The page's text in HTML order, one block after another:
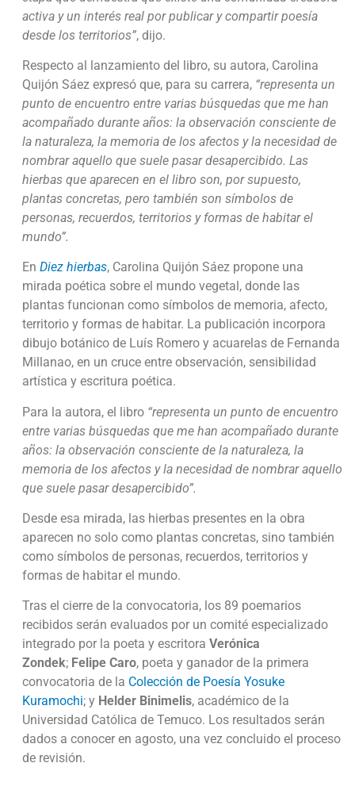
activa y un interés real por publicar y compartir poesía
desde los territorios”, dijo.
Respecto al lanzamiento del libro, su autora, Carolina
Quijón Sáez expresó que, para su carrera, “representa un
punto de encuentro entre varias búsquedas que me han
acompañado durante años: la observación consciente de
la naturaleza, la memoria de los afectos y la necesidad de
nombrar aquello que suele pasar desapercibido. Las
hierbas que aparecen en el libro son, por supuesto,
plantas concretas, pero también son símbolos de
personas, recuerdos, territorios y formas de habitar el
mundo”.
En Diez hierbas, Carolina Quijón Sáez propone una
mirada poética sobre el mundo vegetal, donde las
plantas funcionan como símbolos de memoria, afecto,
territorio y formas de habitar. La publicación incorpora
dibujo botánico de Luís Romero y acuarelas de Fernanda
Millanao, en un cruce entre observación, sensibilidad
artística y escritura poética.
Para la autora, el libro “representa un punto de encuentro
entre varias búsquedas que me han acompañado durante
años: la observación consciente de la naturaleza, la
memoria de los afectos y la necesidad de nombrar aquello
que suele pasar desapercibido”.
Desde esa mirada, las hierbas presentes en la obra
aparecen no solo como plantas concretas, sino también
como símbolos de personas, recuerdos, territorios y
formas de habitar el mundo.
Tras el cierre de la convocatoria, los 89 poemarios
recibidos serán evaluados por un comité especializado
integrado por la poeta y escritora Verónica
Zondek; Felipe Caro, poeta y ganador de la primera
convocatoria de la Colección de Poesía Yosuke
Kuramochi; y Helder Binimelis, académico de la
Universidad Católica de Temuco. Los resultados serán
dados a conocer en agosto, una vez concluido el proceso
de revisión.